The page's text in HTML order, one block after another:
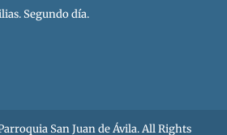
Segundo día.
San Juan de Ávila. All Rights